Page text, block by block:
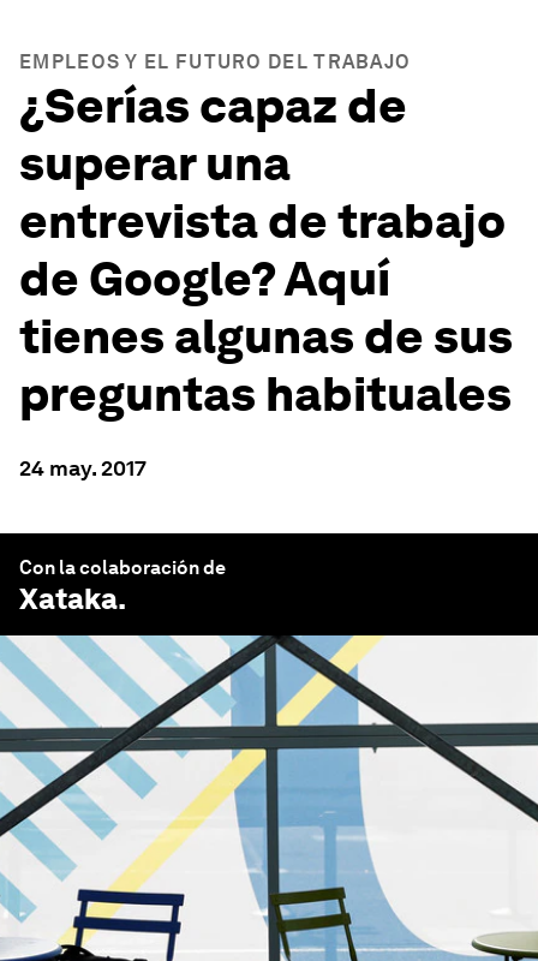
EMPLEOS Y EL FUTURO DEL TRABAJO
¿Serías capaz de
superar una
entrevista de trabajo
de Google? Aquí
tienes algunas de sus
preguntas habituales
24 may. 2017
Con la colaboración de
Xataka.